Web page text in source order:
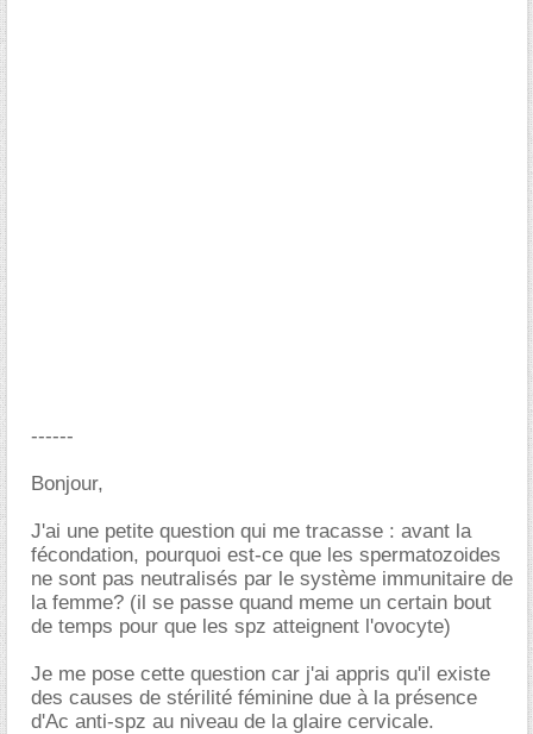
------
Bonjour,
J'ai une petite question qui me tracasse : avant la
fécondation, pourquoi est-ce que les spermatozoides
ne sont pas neutralisés par le système immunitaire de
la femme? (il se passe quand meme un certain bout
de temps pour que les spz atteignent l'ovocyte)
Je me pose cette question car j'ai appris qu'il existe
des causes de stérilité féminine due à la présence
d'Ac anti-spz au niveau de la glaire cervicale.